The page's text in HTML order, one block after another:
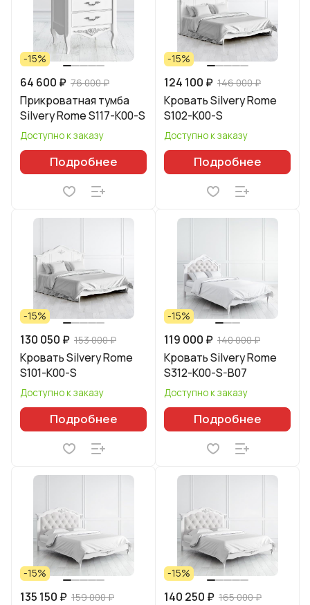
-15%
64 600 ₽ 76 000 ₽
Прикроватная тумба
Silvery Rome S117-K00-S
Доступно к заказу
Подробнее
-15%
124 100 ₽ 146 000 ₽
Кровать Silvery Rome
S102-K00-S
Доступно к заказу
Подробнее
-15%
130 050 ₽ 153 000 ₽
Кровать Silvery Rome
S101-K00-S
Доступно к заказу
Подробнее
-15%
119 000 ₽ 140 000 ₽
Кровать Silvery Rome
S312-K00-S-B07
Доступно к заказу
Подробнее
-15%
135 150 ₽ 159 000 ₽
-15%
140 250 ₽ 165 000 ₽